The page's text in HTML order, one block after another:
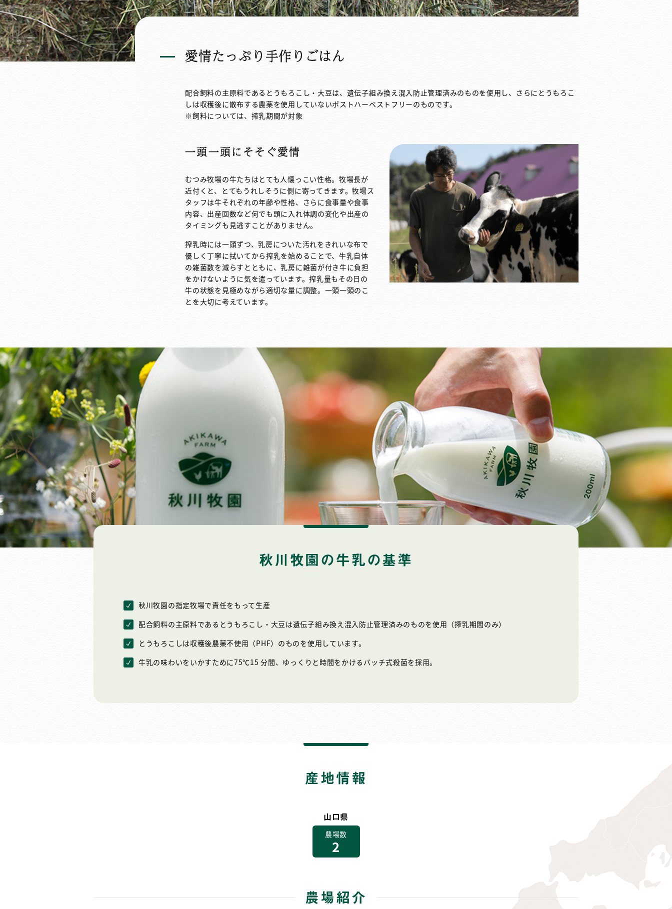
愛情たっぷり手作りごはん
配合飼料の主原料であるとうもろこし・大豆は、遺伝子組み換え混入防止管理済みのものを使用し、さらにとうもろこ
しは収穫後に散布する農薬を使用していないポストハーベストフリーのものです。
※飼料については、搾乳期間が対象
一頭一頭にそそぐ愛情
むつみ牧場の牛たちはとても人懐っこい性格。牧場長が
近付くと、とてもうれしそうに側に寄ってきます。牧場ス
タッフは牛それぞれの年齢や性格、さらに食事量や食事
内容、出産回数など何でも頭に入れ体調の変化や出産の
タイミングも見逃すことがありません。
搾乳時には一頭ずつ、乳房についた汚れをきれいな布で
優しく丁寧に拭いてから搾乳を始めることで、牛乳自体
の雑菌数を減らすとともに、乳房に雑菌が付き牛に負担
をかけないように気を遣っています。搾乳量もその日の
牛の状態を見極めながら適切な量に調整。一頭一頭のこ
とを大切に考えています。
秋川牧園の牛乳の基準
秋川牧園の指定牧場で責任をもって生産
配合飼料の主原料であるとうもろこし・大豆は遺伝子組み換え混入防止管理済みのものを使用（搾乳期間のみ）
とうもろこしは収穫後農薬不使用（PHF）のものを使用しています。
牛乳の味わいをいかすために75℃15 分間、ゆっくりと時間をかけるバッチ式殺菌を採用。
産地情報
山口県
農場数
2
農場紹介